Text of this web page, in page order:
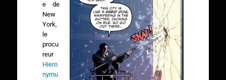
e de
New
York,
le
procu
reur
Hiero
nymu